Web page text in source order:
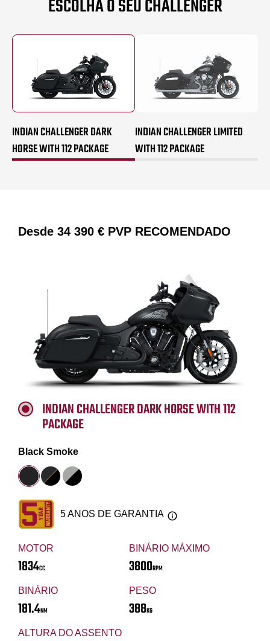
ESCOLHA O SEU CHALLENGER
INDIAN CHALLENGER DARK
HORSE WITH 112 PACKAGE
INDIAN CHALLENGER LIMITED
WITH 112 PACKAGE
Desde 34 390 € PVP RECOMENDADO
MOTOR
1834CC
BINÁRIO MÁXIMO
3800RPM
BINÁRIO
181.4NM
PESO
388KG
ALTURA DO ASSENTO
INDIAN CHALLENGER DARK HORSE WITH 112
PACKAGE
Black Smoke
5 ANOS DE GARANTIA